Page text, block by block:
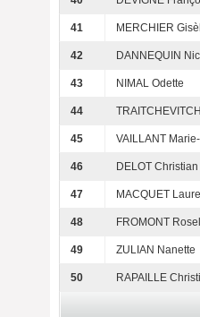
41 MERCHIER
42 DANNEQUIN
43 NIMAL Odette
44
45 VAILLANT
46 DELOT Christian
47 MACQUET
48 FROMONT
49 ZULIAN Nanette
50 RAPAILLE